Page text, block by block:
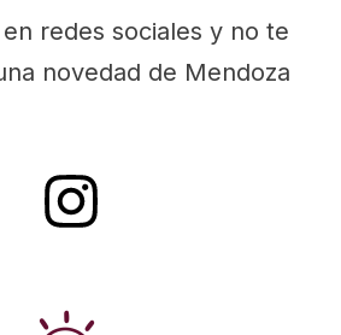
redes sociales y no te
novedad de Mendoza